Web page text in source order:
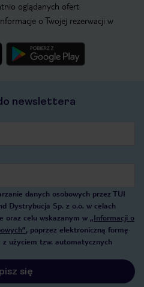
oglądanych ofert
o Twojej rezerwacji w
newslettera
danych osobowych przez TUI
Dystrybucja Sp. z o.o. w celach
oraz celu wskazanym w „Informacji o
, poprzez elektroniczną formę
użyciem tzw. automatycznych
się